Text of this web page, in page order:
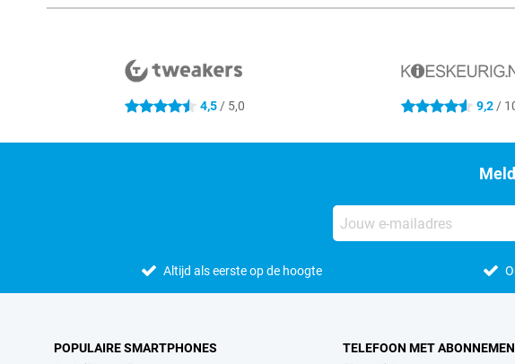
4.5 sterren 4,5/ 5,0 4.6 sterren 9,2/
Altijd als eerste op de hoogte
POPULAIRE SMARTPHONES TELEFOON MET